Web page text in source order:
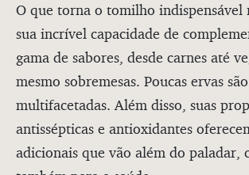
O que torna o tomilho indispensável
sua incrível capacidade de
gama de sabores, desde carnes até
mesmo sobremesas. Poucas ervas
multifacetadas. Além disso, suas
antissépticas e antioxidantes
adicionais que vão além do paladar,